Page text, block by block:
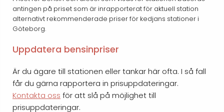
antingen på priset som är inrapporterat för aktuell station
alternativt rekommenderade priser för kedjans stationer i
Göteborg.
Uppdatera bensinpriser
Är du ägare till stationen eller tankar här ofta. I så fall
får du gärna rapportera in prisuppdateringar.
Kontakta oss för att slå på möjlighet till
prisuppdateringar.